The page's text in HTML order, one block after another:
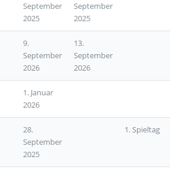
September
2025
September
2025
9.
September
2026
13.
September
2026
1. Januar
2026
28.
September
2025
1. Spieltag